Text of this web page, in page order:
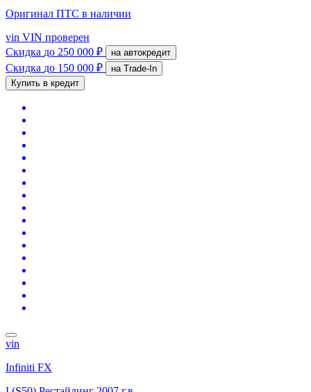
Оригинал ПТС в наличии
vin VIN проверен
Скидка до 250 000 ₽ на автокредит
Скидка до 150 000 ₽
на Trade-In
Купить в кредит
vin
Infiniti FX